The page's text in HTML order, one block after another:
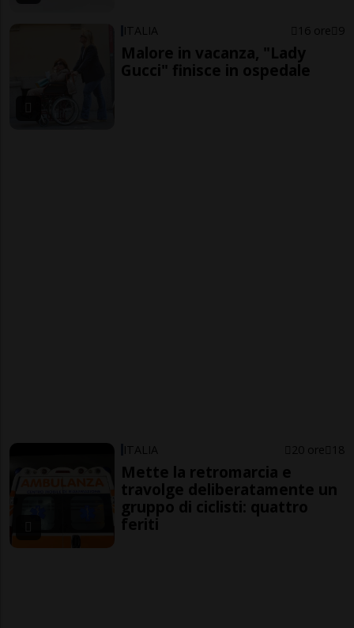
ITALIA 16 ore 9
Malore in vacanza, "Lady
Gucci" finisce in ospedale
ITALIA 20 ore 18
Mette la retromarcia e
travolge deliberatamente un
gruppo di ciclisti: quattro
feriti